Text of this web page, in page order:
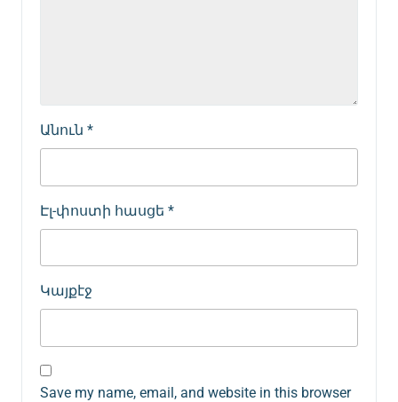
Անուն *
Էլ-փոստի հասցե *
Կայքէջ
Save my name, email, and website in this browser